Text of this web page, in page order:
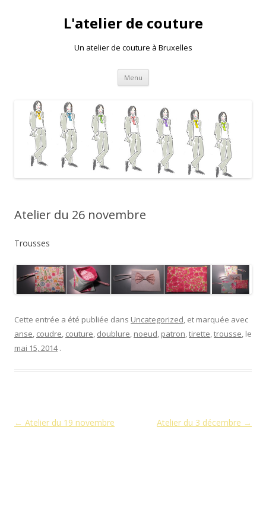
L'atelier de couture
Un atelier de couture à Bruxelles
Menu Aller au contenu principal
Atelier du 26 novembre
Trousses
Cette entrée a été publiée dans Uncategorized, et marquée avec
anse, coudre, couture, doublure, noeud, patron,tirette,trousse, le
mai 15, 2014 .
Navigation des articles
← Atelier du 19 novembre Atelier du 3 décembre →